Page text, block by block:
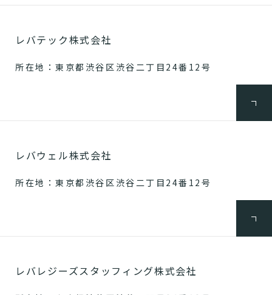
レバテック株式会社
所在地：東京都渋谷区渋谷二丁目24番12号
レバウェル株式会社
所在地：東京都渋谷区渋谷二丁目24番12号
レバレジーズスタッフィング株式会社